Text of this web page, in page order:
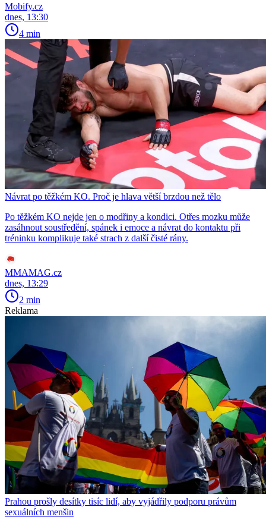
Mobify.cz
dnes, 13:30
4 min
Návrat po těžkém KO. Proč je hlava větší brzdou než tělo
Po těžkém KO nejde jen o modřiny a kondici. Otřes mozku může
zasáhnout soustředění, spánek i emoce a návrat do kontaktu při
tréninku komplikuje také strach z další čisté rány.
MMAMAG.cz
dnes, 13:29
2 min
Reklama
Prahou prošly desítky tisíc lidí, aby vyjádřily podporu právům
sexuálních menšin